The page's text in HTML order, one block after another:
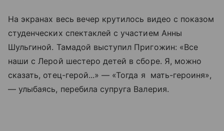
На экранах весь вечер крутилось видео с показом
студенческих спектаклей с участием Анны
Шульгиной. Тамадой выступил Пригожин: «Все
наши с Лерой шестеро детей в сборе. Я, можно
сказать, отец-герой...» — «Тогда я мать-героиня»,
— улыбаясь, перебила супруга Валерия.